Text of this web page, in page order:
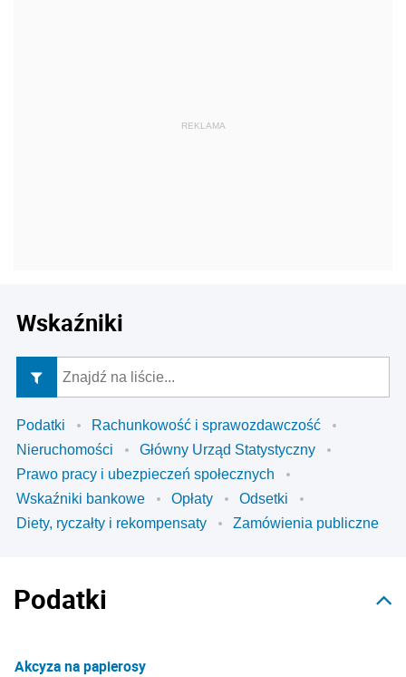
Wskaźniki
Podatki
Rachunkowość i sprawozdawczość
Nieruchomości
Główny Urząd Statystyczny
Prawo pracy i ubezpieczeń społecznych
Wskaźniki bankowe
Opłaty
Odsetki
Diety, ryczałty i rekompensaty
Zamówienia publiczne
Podatki
Akcyza na papierosy